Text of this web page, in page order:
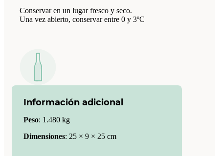
Conservar en un lugar fresco y seco.
Una vez abierto, conservar entre 0 y 3ºC
Información adicional
Peso: 1.480 kg
Dimensiones: 25 × 9 × 25 cm